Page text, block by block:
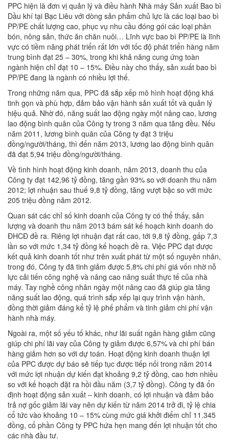
PPC hiện là đơn vị quản lý và điều hành Nhà máy Sản xuất Bao bì
Dầu khí tại Bạc Liêu với dòng sản phẩm chủ lực là các loại bao bì
PP/PE chất lượng cao, phục vụ nhu cầu đóng gói các loại phân
bón, nông sản, thức ăn chăn nuôi… Lĩnh vực bao bì PP/PE là lĩnh
vực có tiềm năng phát triển rất lớn với tốc độ phát triển hàng năm
trung bình đạt 25 – 30%, trong khi khả năng cung ứng toàn
ngành hiện chỉ đạt 10 – 15%. Điều này cho thấy, sản xuất bao bì
PP/PE đang là ngành có nhiều lợi thế.
Trong những năm qua, PPC đã sắp xếp mô hình hoạt động khá
tinh gọn và phù hợp, đảm bảo vận hành sản xuất tốt và quản lý
hiệu quả. Nhờ đó, năng suất lao động ngày một nâng cao, lương
lao động bình quân của Công ty trong 3 năm qua tăng đều. Nếu
năm 2011, lương bình quân của Công ty đạt 3 triệu
đồng/người/tháng, thì đến năm 2013, lương lao động bình quân
đã đạt 5,94 triệu đồng/người/tháng.
Về tình hình hoạt động kinh doanh, năm 2013, doanh thu của
Công ty đạt 142,96 tỷ đồng, tăng gần 93% so với doanh thu năm
2012; lợi nhuận sau thuế 9,8 tỷ đồng, tăng vượt bậc so với mức
205 triệu đồng năm 2012.
Quan sát các chỉ số kinh doanh của Công ty có thể thấy, sản
lượng và doanh thu năm 2013 bám sát kế hoạch kinh doanh do
ĐHCĐ đề ra. Riêng lợi nhuận đạt rất cao, tới 9,8 tỷ đồng, gấp 7,3
lần so với mức 1,34 tỷ đồng kế hoạch đề ra. Việc PPC đạt được
kết quả kinh doanh tốt như trên xuất phát từ một số nguyên nhân,
trong đó, Công ty đã tinh giảm được 5,8% chi phí giá vốn nhờ nỗ
lực cải tiến công nghệ và nâng cao năng suất thực tế của nhà
máy. Tay nghề công nhân ngày một nâng cao đã giúp gia tăng
năng suất lao động, quá trình sắp xếp lại quy trình vận hành,
đồng thời giảm đáng kể tỷ lệ phế phẩm và tinh giảm chi phí vận
hành nhà máy.
Ngoài ra, một số yếu tố khác, như lãi suất ngân hàng giảm cũng
giúp chi phí lãi vay của Công ty giảm được 6,57% và chi phí bán
hàng giảm hơn so với dự toán. Hoạt động kinh doanh thuận lợi
của PPC được dự báo sẽ tiếp tục được tiếp nối trong năm 2014
với mức lợi nhuận dự kiến đạt khoảng 9,2 tỷ đồng, cao hơn nhiều
so với kế hoạch đặt ra hồi đầu năm (3,7 tỷ đồng). Công ty đã ổn
định hoạt động sản xuất – kinh doanh, có lợi nhuận và đảm bảo
trả nợ gốc giảm lãi vay nên dự kiến từ năm 2014 trở đi, tỷ lệ chia
cổ tức vào khoảng 10 – 15% cùng mức giá khởi điểm chỉ 11.345
đồng, cổ phần Công ty PPC hứa hẹn mang đến lợi nhuận tốt cho
các nhà đầu tư.